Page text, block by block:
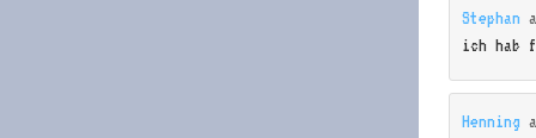
Stephan
ich hab
Henning